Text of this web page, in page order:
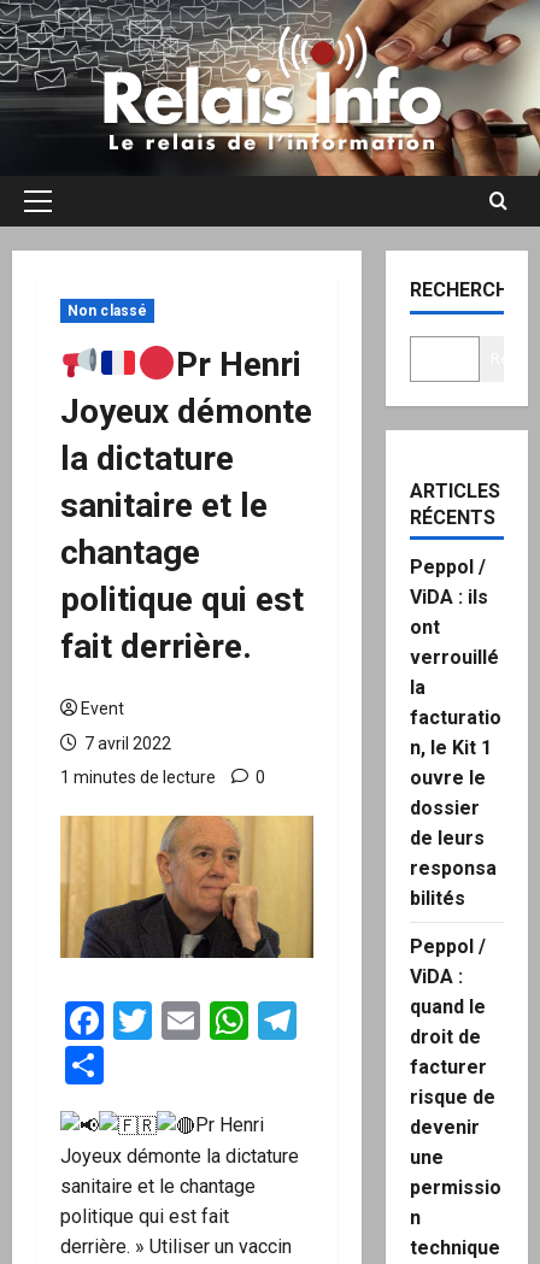
Aller
au
contenu
Menu
Non classé
Pr Henri
Joyeux démonte
la dictature
sanitaire et le
chantage
politique qui est
fait derrière.
Event
7 avril 2022
1 minutes de lecture
0
Facebook
Twitter
EmailWhatsApp
Telegram
Pr Henri
Joyeux démonte la dictature
sanitaire et le chantage
politique qui est fait
derrière. » Utiliser un vaccin
RECHERCHER
ARTICLES
RÉCENTS
Peppol /
ViDA : ils
ont
verrouillé
la
facturatio
n, le Kit 1
ouvre le
dossier
de leurs
responsa
bilités
Peppol /
ViDA :
quand le
droit de
facturer
risque de
devenir
une
permissio
n
technique